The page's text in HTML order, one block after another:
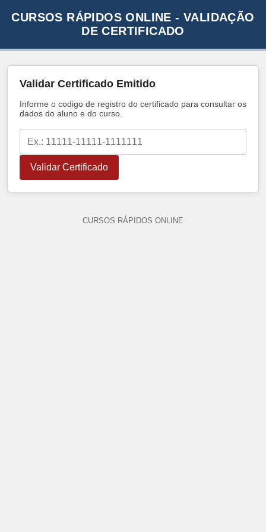
CURSOS RÁPIDOS ONLINE - VALIDAÇÃO
DE CERTIFICADO
Validar Certificado Emitido
Informe o codigo de registro do certificado para consultar os
dados do aluno e do curso.
Validar Certificado
CURSOS RÁPIDOS ONLINE